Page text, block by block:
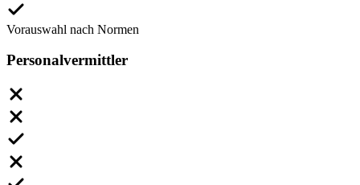
Vorauswahl nach Normen
Personalvermittler